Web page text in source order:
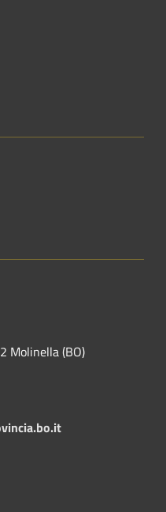
Molinella (BO)